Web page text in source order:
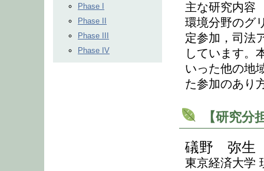
Phase I
Phase II
Phase III
Phase IV
主な研究内容
環境分野のグ
定参加，司法
しています。
いった他の地
た参加のあり
【研究分
礒野 弥生
東京経済大学